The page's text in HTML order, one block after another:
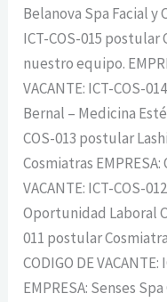
Belanova Spa Facial y
ICT-COS-015
nuestro equipo.
VACANTE: ICT-COS-
Bernal – Medicina
COS-013 postular
Cosmiatras
VACANTE: ICT-COS-
Oportunidad Laboral
011 postular
CODIGO DE
EMPRESA: Senses Spa